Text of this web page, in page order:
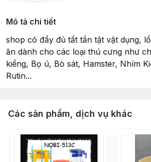
Mô tả chi tiết
shop có đầy đủ tất tần tật vật dụng,
ăn dành cho các loại thú cưng như
kiểng, Bọ ú, Bò sát, Hamster, Nhím
Rutin...
Các sản phẩm, dịch vụ khác